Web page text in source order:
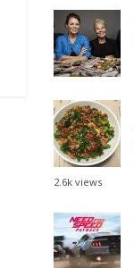
2.6k views